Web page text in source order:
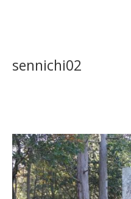
sennichi02